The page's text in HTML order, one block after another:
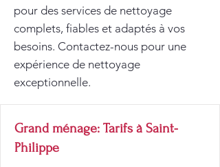
pour des services de nettoyage
complets, fiables et adaptés à vos
besoins. Contactez-nous pour une
expérience de nettoyage
exceptionnelle.
Grand ménage: Tarifs à Saint-
Philippe